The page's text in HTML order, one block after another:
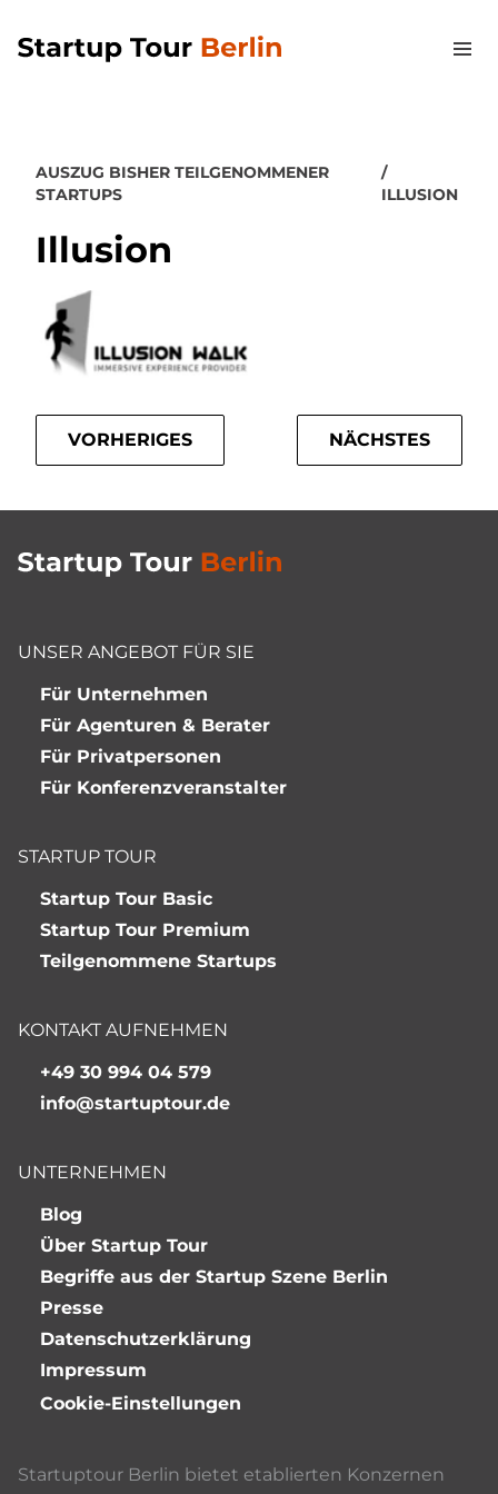
AUSZUG BISHER TEILGENOMMENER
STARTUPS
ILLUSION
Illusion
VORHERIGES NÄCHSTES
UNSER ANGEBOT FÜR SIE
Für Unternehmen
Für Agenturen & Berater
Für Privatpersonen
Für Konferenzveranstalter
STARTUP TOUR
Startup Tour Basic
Startup Tour Premium
Teilgenommene Startups
KONTAKT AUFNEHMEN
+49 30 994 04 579
info@startuptour.de
UNTERNEHMEN
Blog
Über Startup Tour
Begriffe aus der Startup Szene Berlin
Presse
Datenschutzerklärung
Impressum
Cookie-Einstellungen
Startuptour Berlin bietet etablierten Konzernen